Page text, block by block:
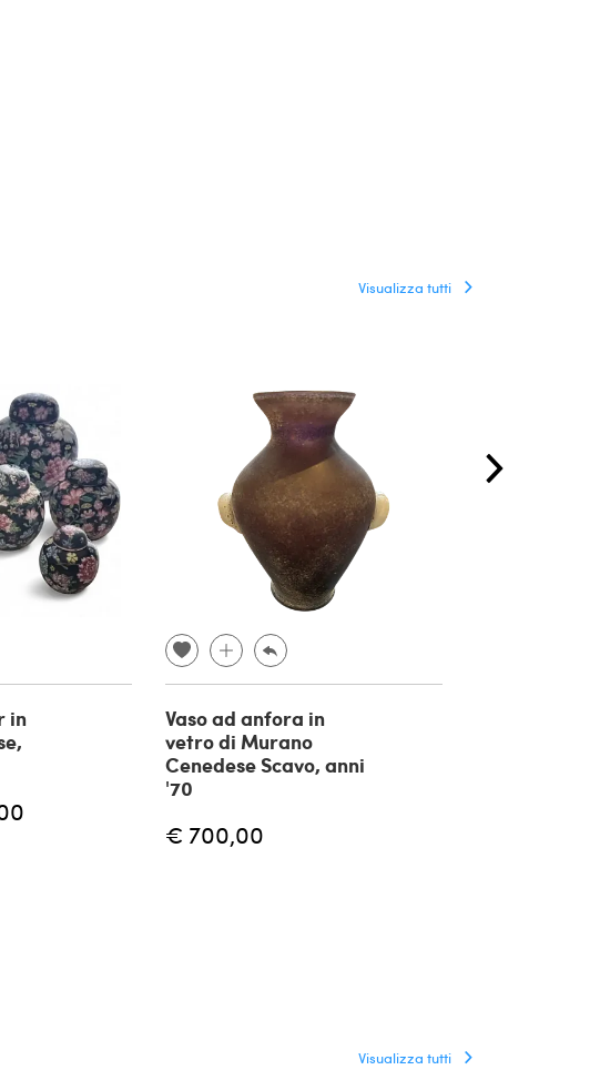
Visualizza tutti
in
Vaso ad anfora in
vetro di Murano
Cenedese Scavo, anni
'70
€ 700,00
Visualizza tutti